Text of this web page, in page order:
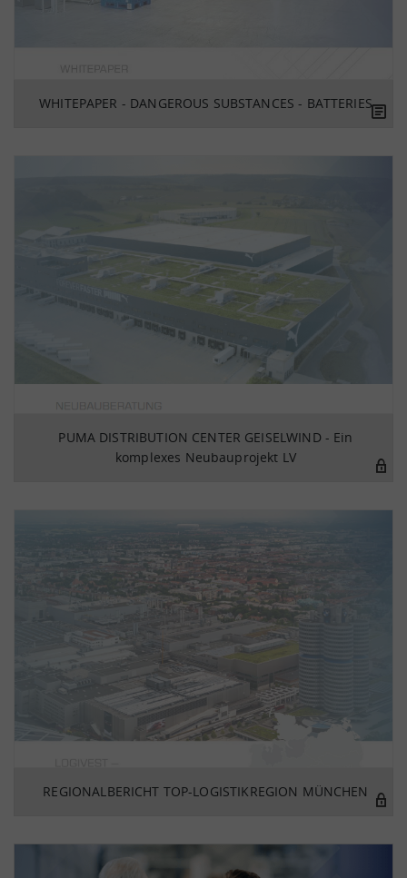
WHITEPAPER - DANGEROUS SUBSTANCES - BATTERIES
PUMA DISTRIBUTION CENTER GEISELWIND - Ein
komplexes Neubauprojekt LV
REGIONALBERICHT TOP-LOGISTIKREGION MÜNCHEN